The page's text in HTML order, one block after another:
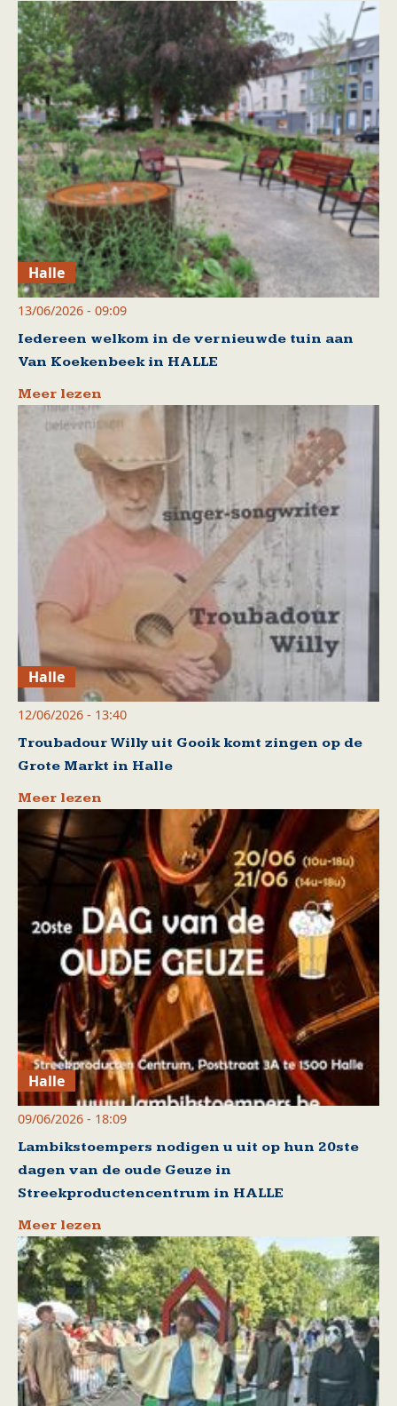
Halle
13/06/2026 - 09:09
Iedereen welkom in de vernieuwde tuin aan
Van Koekenbeek in HALLE
Meer lezen
Halle
12/06/2026 - 13:40
Troubadour Willy uit Gooik komt zingen op de
Grote Markt in Halle
Meer lezen
Halle
09/06/2026 - 18:09
Lambikstoempers nodigen u uit op hun 20ste
dagen van de oude Geuze in
Streekproductencentrum in HALLE
Meer lezen